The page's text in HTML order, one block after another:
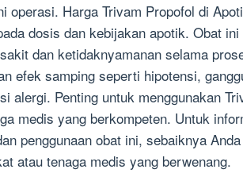
operasi. Harga Trivam Propofol di
dosis dan kebijakan apotik. Obat
dan ketidaknyamanan selama
efek samping seperti hipotensi,
alergi. Penting untuk menggunakan
medis yang berkompeten. Untuk
penggunaan obat ini, sebaiknya
atau tenaga medis yang berwenang.